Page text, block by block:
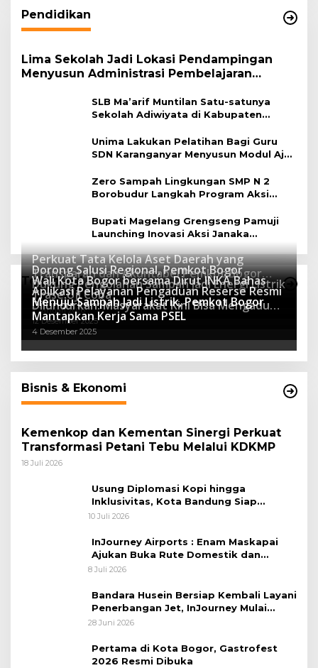
Pendidikan
Lima Sekolah Jadi Lokasi Pendampingan
Menyusun Administrasi Pembelajaran
SLB Ma’arif Muntilan Satu-satunya
Sekolah Adiwiyata di Kabupaten
Unima Lakukan Pelatihan Bagi Guru
SDN Karanganyar Menyusun Modul Ajar
Zero Sampah Lingkungan SMP N 2
Borobudur Langkah Program Aksi
Bupati Magelang Grengseng Pamuji
Launching Inovasi Aksi Janaka
Program Sekolah Adiwiyata
Teknologi
Perkuat Tata Kelola Aset Daerah yang
Transparan dan Akuntabel Pemkot Bogor
Luncurkan SIMASDA
8 Juli 2026
Dorong Salusi Regional, Pemkot Bogor
Dukung Pengolahan Sampah Jadi Energi Listrik
8 April 2026
Wali Kota Bogor bersama Dirut INKA Bahas
Trase Uji Coba
7 Januari 2026
Aplikasi Pelayanan Pengaduan Reserse Resmi
Diluncurkan: Masyarakat Kini Bisa Mengadu
Lebih Cepat, Mudah, dan Terintegrasi
12 Desember 2025
Menuju Sampah Jadi Listrik, Pemkot Bogor
Mantapkan Kerja Sama PSEL
4 Desember 2025
Bisnis & Ekonomi
Kemenkop dan Kementan Sinergi Perkuat
Transformasi Petani Tebu Melalui KDKMP
18 Juli 2026
Usung Diplomasi Kopi hingga
Inklusivitas, Kota Bandung Siap
Sambut 25 Duta Besar di Festival Asia
10 Juli 2026
InJourney Airports : Enam Maskapai
Ajukan Buka Rute Domestik dan
Internasional dari Bandara Husein
8 Juli 2026
Bandara Husein Bersiap Kembali Layani
Penerbangan Jet, InJourney Mulai
Tahap Optimalisasi
28 Juni 2026
Pertama di Kota Bogor, Gastrofest
2026 Resmi Dibuka